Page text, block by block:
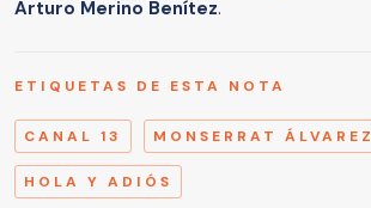
Arturo Merino Benítez.
ETIQUETAS DE ESTA NOTA
CANAL 13 MONSERRAT ÁLVAREZ
HOLA Y ADIÓS